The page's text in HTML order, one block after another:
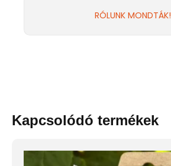
RÓLUNK MONDTÁK!
Kapcsolódó termékek